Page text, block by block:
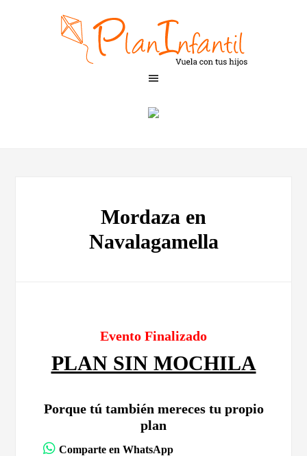
Mordaza en
Navalagamella
Evento Finalizado
PLAN SIN MOCHILA
Porque tú también mereces tu propio
plan
Comparte en WhatsApp